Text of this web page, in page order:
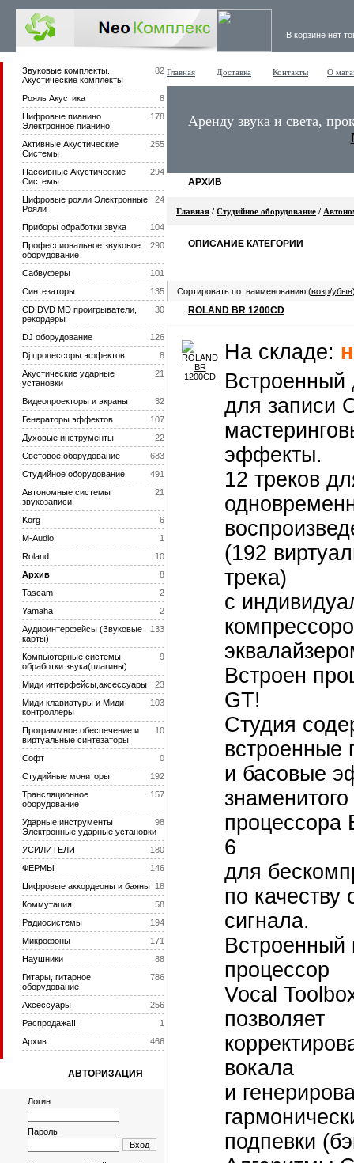
В корзине нет
82
Звуковые комплекты.
Акустические комплекты
8
Рояль Акустика
178
Цифровые пианино
Электронное пианино
255
Активные Акустические
Системы
294
Пассивные Акустические
Системы
24
Цифровые рояли Электронные
Рояли
104
Приборы обработки звука
290
Профессиональное звуковое
оборудование
101
Сабвуферы
135
Синтезаторы
30
CD DVD MD проигрыватели,
рекордеры
126
DJ оборудование
8
Dj процессоры эффектов
21
Акустические ударные
установки
32
Видеопроекторы и экраны
107
Генераторы эффектов
22
Духовые инструменты
683
Световое оборудование
491
Студийное оборудование
21
Автономные системы
звукозаписи
6
Korg
1
M-Audio
10
Roland
8
Архив
2
Tascam
2
Yamaha
133
Аудиоинтерфейсы (Звуковые
карты)
9
Компьютерные системы
обработки звука(плагины)
23
Миди интерфейсы,аксессуары
103
Миди клавиатуры и Миди
контроллеры
10
Программное обеспечение и
виртуальные синтезаторы
0
Софт
192
Студийные мониторы
157
Трансляционное
оборудование
98
Ударные инструменты
Электронные ударные установки
180
УСИЛИТЕЛИ
146
ФЕРМЫ
18
Цифровые аккордеоны и баяны
58
Коммутация
194
Радиосистемы
171
Микрофоны
88
Наушники
786
Гитары, гитарное
оборудование
256
Аксессуары
1
Распродажа!!!
466
Архив
АВТОРИЗАЦИЯ
Логин
Пароль
Вход
Главная Доставка Контакты О
Аренду звука и света,
АРХИВ
Главная / Студийное оборудование /
ОПИСАНИЕ КАТЕГОРИИ
Сортировать по: наименованию (возр/убыв
ROLAND BR 1200CD
На складе:
Встроенный
для записи
эффекты.
12 треков
(192
трека)
с
Встроен
GT!
Студия
встроенные
и басовые
знаменитого
процессора
6
для
по качеству
сигнала.
Встроенный
процессор
Vocal
позволяет
вокала
и
подпевки